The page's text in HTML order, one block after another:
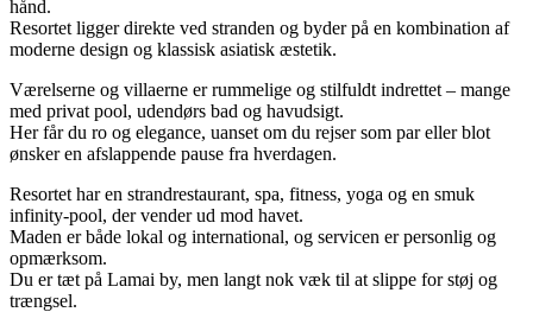
hånd.
Resortet ligger direkte ved stranden og byder på en kombination af
moderne design og klassisk asiatisk æstetik.
Værelserne og villaerne er rummelige og stilfuldt indrettet – mange
med privat pool, udendørs bad og havudsigt.
Her får du ro og elegance, uanset om du rejser som par eller blot
ønsker en afslappende pause fra hverdagen.
Resortet har en strandrestaurant, spa, fitness, yoga og en smuk
infinity-pool, der vender ud mod havet.
Maden er både lokal og international, og servicen er personlig og
opmærksom.
Du er tæt på Lamai by, men langt nok væk til at slippe for støj og
trængsel.